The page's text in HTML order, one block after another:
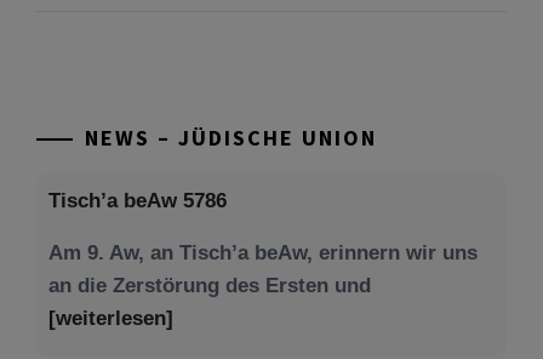
NEWS – JÜDISCHE UNION
Tisch’a beAw 5786
Am 9. Aw, an Tisch’a beAw, erinnern wir uns
an die Zerstörung des Ersten und
[weiterlesen]